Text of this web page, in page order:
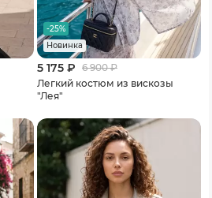
-25%
Новинка
5 175 ₽ 6 900₽
Легкий костюм из вискозы
"Лея"